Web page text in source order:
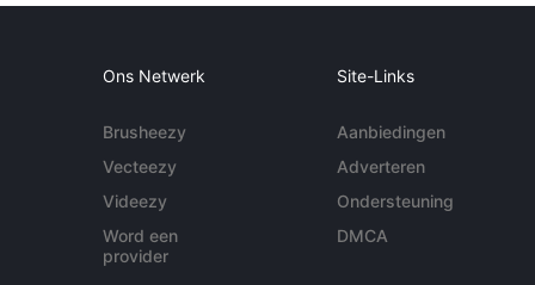
Ons Netwerk
Brusheezy
Vecteezy
Videezy
Word een
provider
Site-Links
Aanbiedingen
Adverteren
Ondersteuning
DMCA